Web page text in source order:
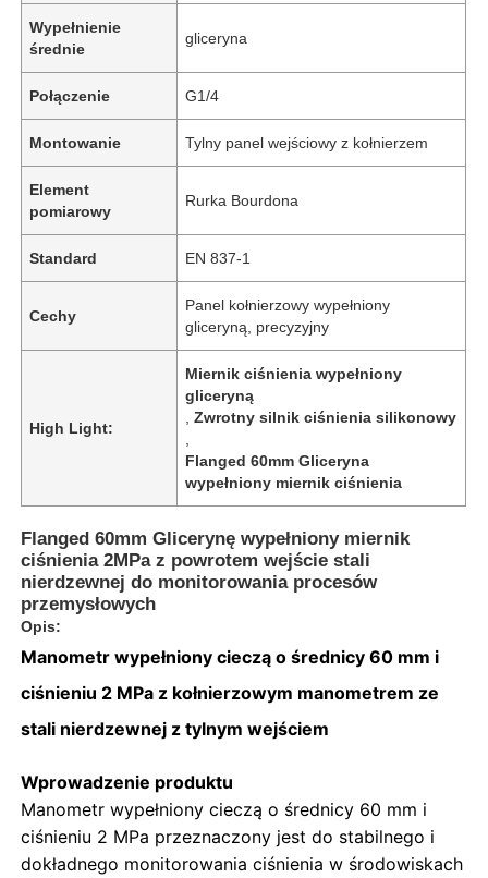
Dom
O nas
Wypełnienie
średnie
gliceryna
Połączenie G1/4
Montowanie Tylny panel wejściowy z kołnierzem
Element
pomiarowy
Rurka Bourdona
Standard EN 837-1
Cechy
Panel kołnierzowy wypełniony
gliceryną, precyzyjny
High Light:
Miernik ciśnienia wypełniony
gliceryną
,Zwrotny silnik ciśnienia silikonowy
Flanged 60mm Gliceryna
wypełniony miernik ciśnienia
Flanged 60mm Glicerynę wypełniony miernik
ciśnienia 2MPa z powrotem wejście stali
nierdzewnej do monitorowania procesów
przemysłowych
Opis:
Manometr wypełniony cieczą o średnicy 60 mm i
ciśnieniu 2 MPa z kołnierzowym manometrem ze
stali nierdzewnej z tylnym wejściem
Wprowadzenie produktu
Manometr wypełniony cieczą o średnicy 60 mm i
ciśnieniu 2 MPa przeznaczony jest do stabilnego i
dokładnego monitorowania ciśnienia w środowiskach